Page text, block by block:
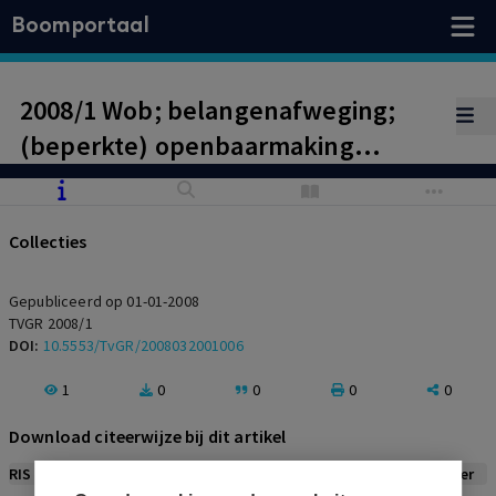
Boomportaal
2008/1 Wob; belangenafweging;
(beperkte) openbaarmaking
stukken IGZ met uitzondering van
gerechtvaardigd
Collecties
Gepubliceerd op 01-01-2008
TVGR 2008/1
DOI: 10.5553/TvGR/2008032001006
1 0 0 0 0
Download citeerwijze bij dit artikel
RIS Vancouver